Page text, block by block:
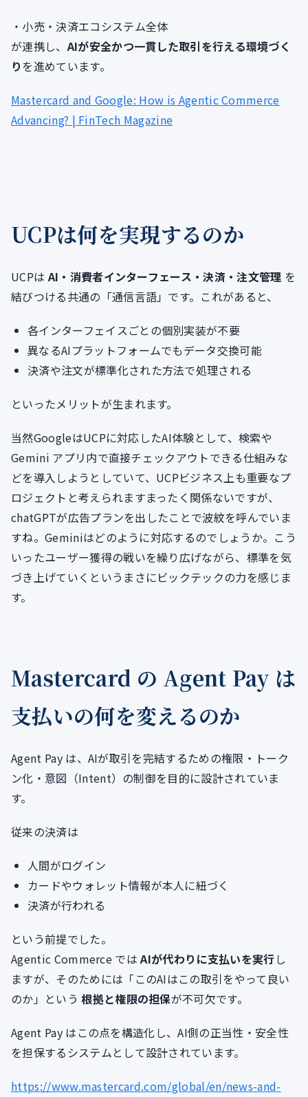
・小売・決済エコシステム全体
が連携し、AIが安全かつ一貫した取引を行える環境づく
りを進めています。
Mastercard and Google: How is Agentic Commerce
Advancing? | FinTech Magazine
UCPは何を実現するのか
UCPはAI・消費者インターフェース・決済・注文管理 を
結びつける共通の「通信言語」です。これがあると、
各インターフェイスごとの個別実装が不要
異なるAIプラットフォームでもデータ交換可能
決済や注文が標準化された方法で処理される
といったメリットが生まれます。
当然GoogleはUCPに対応したAI体験として、検索や
Gemini アプリ内で直接チェックアウトできる仕組みな
どを導入しようとしていて、UCPビジネス上も重要なプ
ロジェクトと考えられますまったく関係ないですが、
chatGPTが広告プランを出したことで波紋を呼んでいま
すね。Geminiはどのように対応するのでしょうか。こう
いったユーザー獲得の戦いを繰り広げながら、標準を気
づき上げていくというまさにビックテックの力を感じま
す。
Mastercard の Agent Pay は
支払いの何を変えるのか
Agent Pay は、AIが取引を完結するための権限・トーク
ン化・意図（Intent）の制御を目的に設計されていま
す。
従来の決済は
人間がログイン
カードやウォレット情報が本人に紐づく
決済が行われる
という前提でした。
Agentic Commerce ではAIが代わりに支払いを実行し
ますが、そのためには「このAIはこの取引をやって良い
のか」という根拠と権限の担保が不可欠です。
Agent Pay はこの点を構造化し、AI側の正当性・安全性
を担保するシステムとして設計されています。
https://www.mastercard.com/global/en/news-and-